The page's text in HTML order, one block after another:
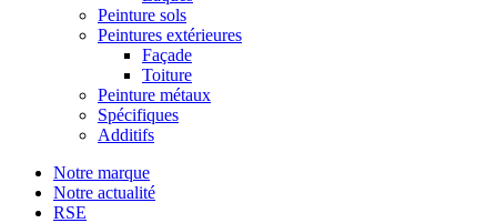
Peinture sols
Peintures extérieures
Façade
Toiture
Peinture métaux
Spécifiques
Additifs
Notre marque
Notre actualité
RSE